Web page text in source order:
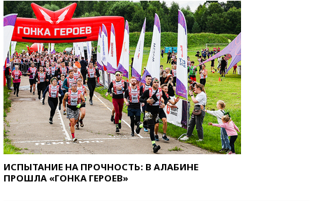
ИСПЫТАНИЕ НА ПРОЧНОСТЬ: В АЛАБИНЕ
ПРОШЛА «ГОНКА ГЕРОЕВ»